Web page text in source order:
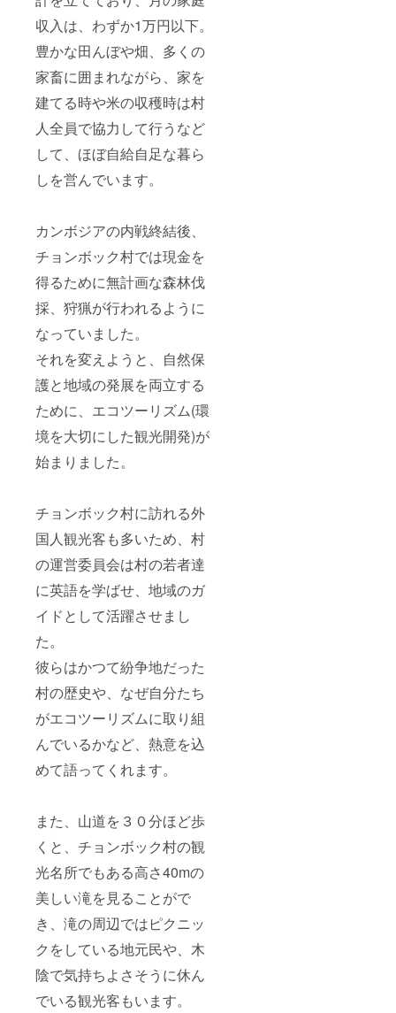
収入は、わずか1万円以下。
豊かな田んぼや畑、多くの
家畜に囲まれながら、家を
建てる時や米の収穫時は村
人全員で協力して行うなど
して、ほぼ自給自足な暮ら
しを営んでいます。
カンボジアの内戦終結後、
チョンボック村では現金を
得るために無計画な森林伐
採、狩猟が行われるように
なっていました。
それを変えようと、自然保
護と地域の発展を両立する
ために、エコツーリズム(環
境を大切にした観光開発)が
始まりました。
チョンボック村に訪れる外
国人観光客も多いため、村
の運営委員会は村の若者達
に英語を学ばせ、地域のガ
イドとして活躍させまし
た。
彼らはかつて紛争地だった
村の歴史や、なぜ自分たち
がエコツーリズムに取り組
んでいるかなど、熱意を込
めて語ってくれます。
また、山道を３０分ほど歩
くと、チョンボック村の観
光名所でもある高さ40mの
美しい滝を見ることがで
き、滝の周辺ではピクニッ
クをしている地元民や、木
陰で気持ちよさそうに休ん
でいる観光客もいます。